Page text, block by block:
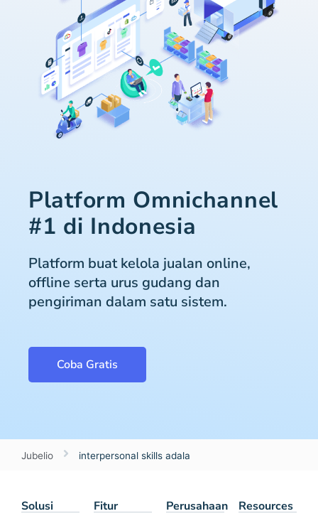
Platform Omnichannel
#1 di Indonesia
Platform buat kelola jualan online,
offline serta urus gudang dan
pengiriman dalam satu sistem.
Coba Gratis
Jubelio interpersonal skills adala
Solusi Fitur Perusahaan Resources